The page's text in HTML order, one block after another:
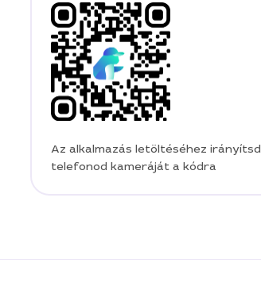
Az alkalmazás letöltéséhez irányítsd
telefonod kameráját a kódra